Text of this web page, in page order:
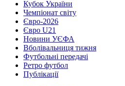
Кубок України
Чемпіонат світу
Євро-2026
Євро U21
Новини УЄФА
Вболівальниця тижня
Футбольні передачі
Ретро футбол
Публікації